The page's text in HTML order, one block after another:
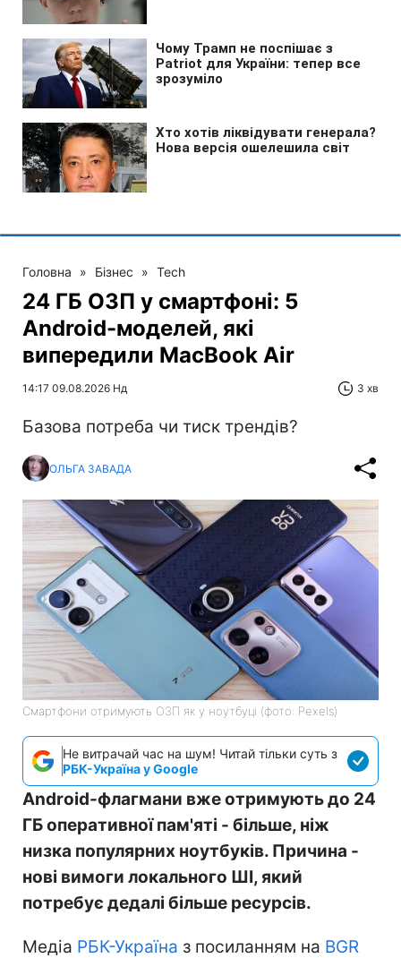
Головна » Бізнес » Tech
24 ГБ ОЗП у смартфоні: 5
Android-моделей, які
випередили MacBook Air
14:17 09.08.2026 Нд 3 хв
Базова потреба чи тиск трендів?
ОЛЬГА ЗАВАДА
Смартфони отримують ОЗП як у ноутбуці (фото: Pexels)
Не витрачай час на шум! Читай тільки суть з
РБК-Україна у Google
Android-флагмани вже отримують до 24
ГБ оперативної пам'яті - більше, ніж
низка популярних ноутбуків. Причина -
нові вимоги локального ШІ, який
потребує дедалі більше ресурсів.
Медіа РБК-Україна з посиланням на BGR